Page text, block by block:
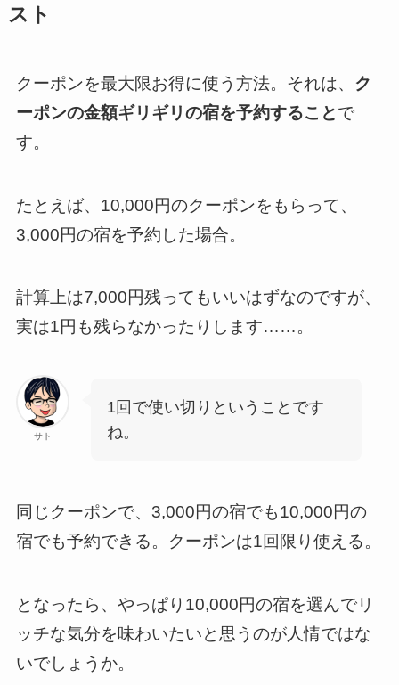
スト
クーポンを最大限お得に使う方法。それは、 ク
ーポンの金額ギリギリの宿を予約することで
す。
たとえば、10,000円のクーポンをもらって、
3,000円の宿を予約した場合。
計算上は7,000円残ってもいいはずなのですが、
実は1円も残らなかったりします……。
サト
1回で使い切りということです
ね。
同じクーポンで、3,000円の宿でも10,000円の
宿でも予約できる。クーポンは1回限り使える。
となったら、やっぱり10,000円の宿を選んでリ
ッチな気分を味わいたいと思うのが人情ではな
いでしょうか。